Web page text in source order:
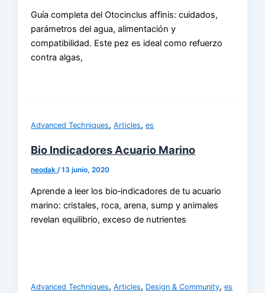
Guía completa del Otocinclus affinis: cuidados,
parámetros del agua, alimentación y
compatibilidad. Este pez es ideal como refuerzo
contra algas,
Advanced Techniques,Articles,es
Bio Indicadores Acuario Marino
neodak/13 junio, 2020
Aprende a leer los bio‑indicadores de tu acuario
marino: cristales, roca, arena, sump y animales
revelan equilibrio, exceso de nutrientes
Advanced Techniques,Articles, Design & Community,es